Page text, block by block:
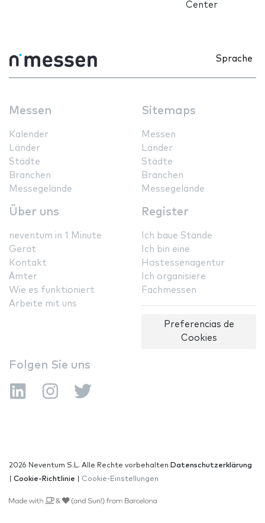
Center
Sprache
Messen
Kalender
Länder
Städte
Branchen
Messegelände
Sitemaps
Messen
Länder
Städte
Branchen
Messegelände
Über uns
neventum in 1 Minute
Gerät
Kontakt
Ämter
Wie es funktioniert
Arbeite mit uns
Register
Ich baue Stände
Ich bin eine
Hostessenagentur
Ich organisiere
Fachmessen
Preferencias de
Cookies
Folgen Sie uns
2026 Neventum S.L. Alle Rechte vorbehalten Datenschutzerklärung
Cookie-Richtlinie Cookie-Einstellungen